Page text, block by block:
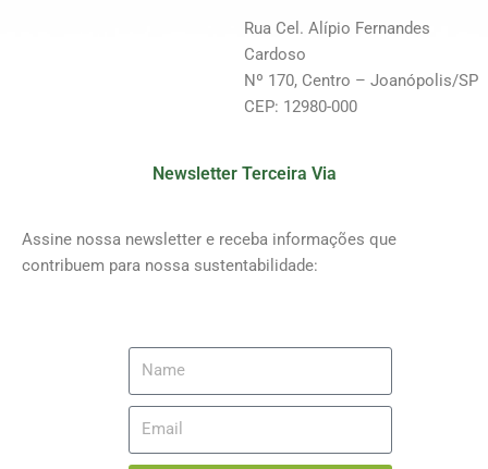
Rua Cel. Alípio Fernandes
Cardoso
Nº 170, Centro – Joanópolis/SP
CEP: 12980-000
Newsletter Terceira Via
Assine nossa newsletter e receba informações que
contribuem para nossa sustentabilidade: